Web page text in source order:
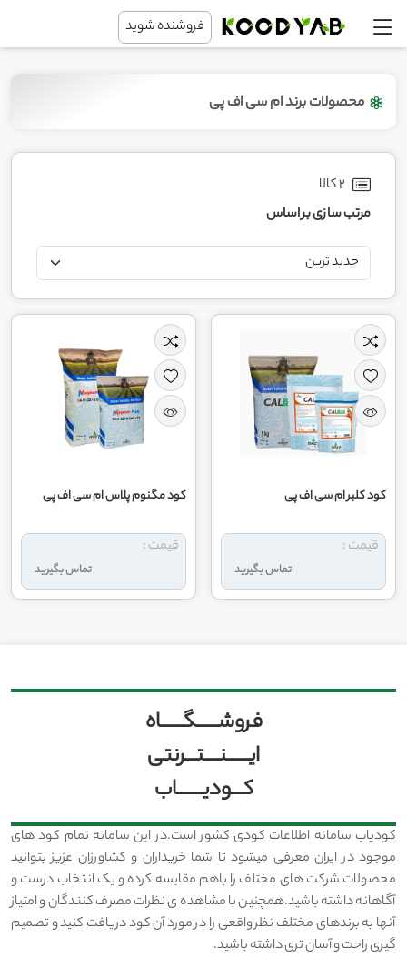
فروشنده شوید
محصولات برند ام سی اف پی
2 کالا
مرتب سازی بر اساس
کود کلبر ام سی اف پی
تماس بگیرید
قیمت :
کود مگنوم پلاس ام سی اف پی
تماس بگیرید
قیمت :
فروشــــــگــــــاه
ایــــــنــــتـــرنتی
کـــودیـــــــاب
کودیاب سامانه اطلاعات کودی کشور است.در این سامانه تمام کود های
موجود در ایران معرفی میشود تا شما خریداران و کشاورزان عزیز بتوانید
محصولات شرکت های مختلف را باهم مقایسه کرده و یک انتخاب درست و
آگاهانه داشته باشید.همچنین با مشاهده ی نظرات مصرف کنندگان و امتیاز
آنها به برندهای مختلف نظر واقعی را در مورد آن کود دریافت کنید و تصمیم
گیری راحت و آسان تری داشته باشید.